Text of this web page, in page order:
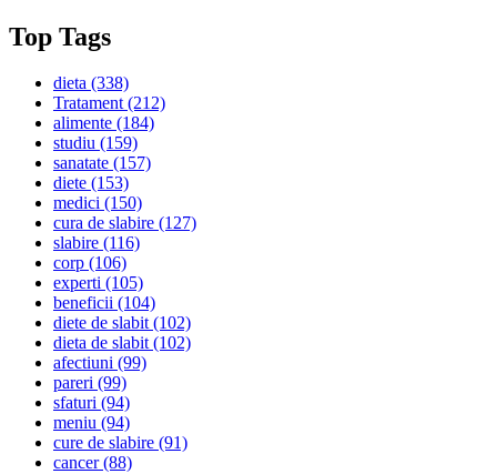
Top Tags
dieta (338)
Tratament(212)
alimente (184)
studiu (159)
sanatate (157)
diete (153)
medici (150)
cura de slabire (127)
slabire (116)
corp (106)
experti (105)
beneficii (104)
diete de slabit(102)
dieta de slabit(102)
afectiuni (99)
pareri (99)
sfaturi (94)
meniu (94)
cure de slabire (91)
cancer(88)